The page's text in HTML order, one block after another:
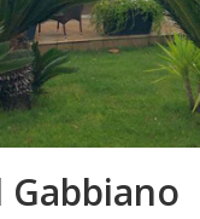
Gabbiano